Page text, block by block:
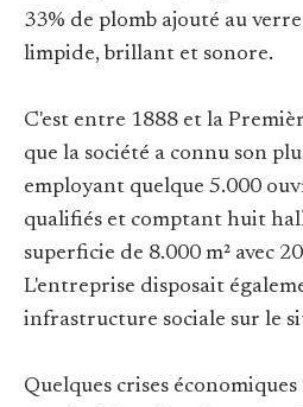
33% de plomb ajouté au
limpide, brillant et sonore.
C'est entre 1888 et la
que la société a connu son
employant quelque 5.000
qualifiés et comptant huit
superficie de 8.000 m² avec
L'entreprise disposait
infrastructure sociale sur le
Quelques crises